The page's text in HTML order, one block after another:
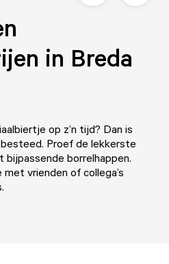
in Breda
op z’n tijd? Dan is
Proef de lekkerste
bijpassende borrelhappen.
vrienden of collega’s